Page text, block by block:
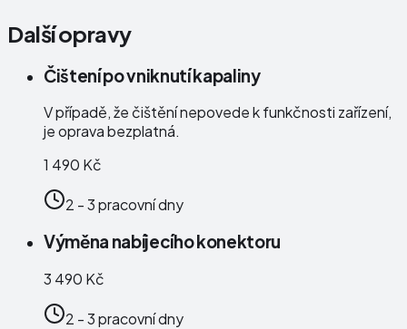
Další opravy
Čištení po vniknutí kapaliny
V případě, že čištění nepovede k funkčnosti zařízení,
je oprava bezplatná.
1 490 Kč
2 - 3 pracovní dny
Výměna nabíjecího konektoru
3 490 Kč
2 - 3 pracovní dny